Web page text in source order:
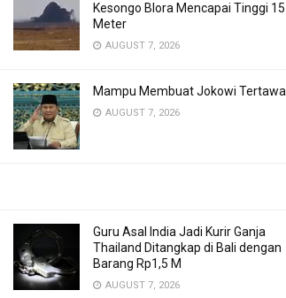
Kesongo Blora Mencapai Tinggi 15
Meter
AUGUST 7, 2026
Mampu Membuat Jokowi Tertawa
AUGUST 7, 2026
Guru Asal India Jadi Kurir Ganja
Thailand Ditangkap di Bali dengan
Barang Rp1,5 M
AUGUST 7, 2026